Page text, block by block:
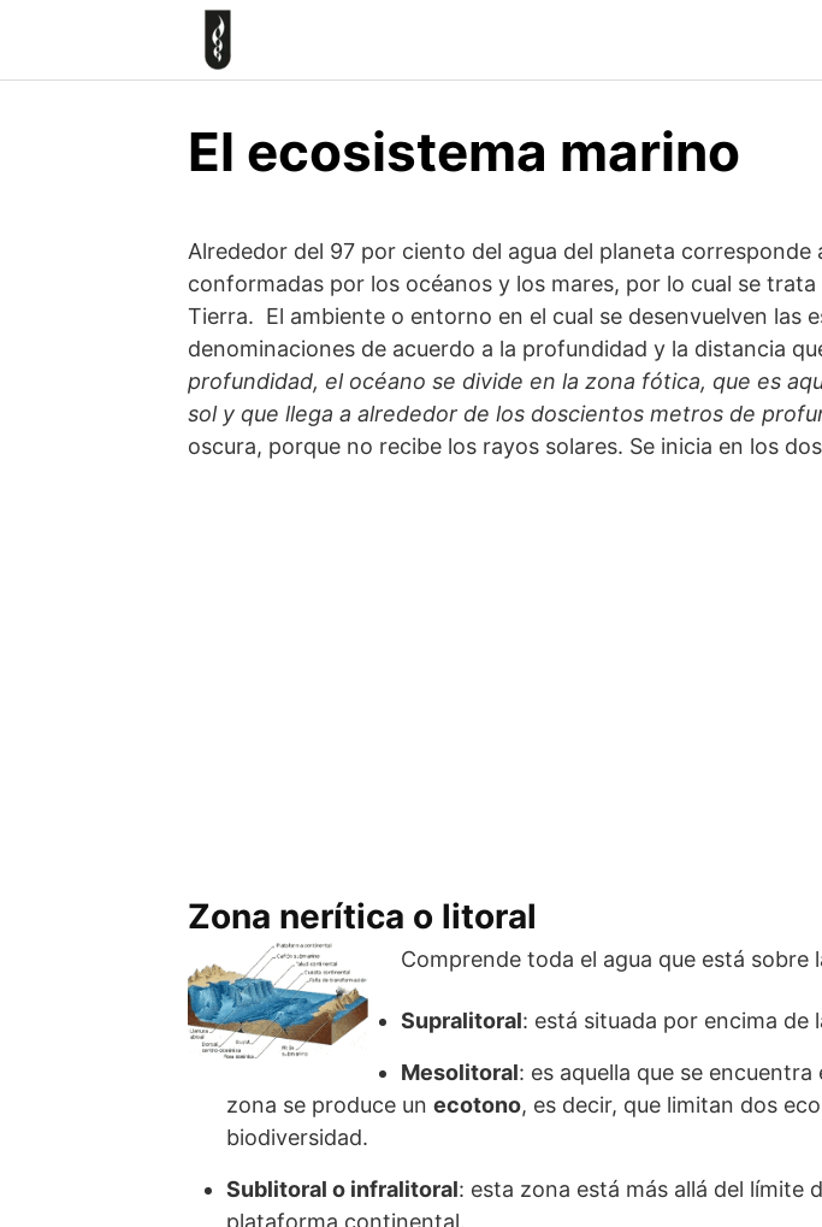
El ecosistema marino
Alrededor del 97 por ciento del agua del planeta corresponde
conformadas por los océanos y los mares, por lo cual se
Tierra. El ambiente o entorno en el cual se desenvuelven las
denominaciones de acuerdo a la profundidad y la distancia
profundidad, el océano se divide en la zona fótica, que es
sol y que llega a alrededor de los doscientos metros de
oscura, porque no recibe los rayos solares. Se inicia en los
Zona nerítica o litoral
Comprende toda el agua que está
Supralitoral: está situada por encima de
Mesolitoral: es aquella que se
zona se produce un ecotono, es decir, que limitan dos
biodiversidad.
Sublitoral o infralitoral: esta zona está más allá del límite
plataforma continental.